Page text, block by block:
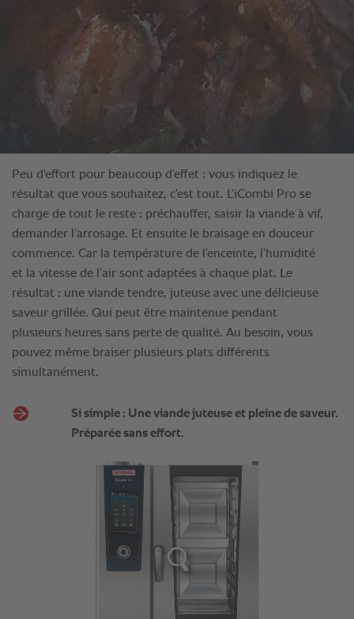
Peu d'effort pour beaucoup d’effet : vous indiquez le
résultat que vous souhaitez, c’est tout. L’iCombi Pro se
charge de tout le reste : préchauffer, saisir la viande à vif,
demander l’arrosage. Et ensuite le braisage en douceur
commence. Car la température de l’enceinte, l’humidité
et la vitesse de l’air sont adaptées à chaque plat. Le
résultat : une viande tendre, juteuse avec une délicieuse
saveur grillée. Qui peut être maintenue pendant
plusieurs heures sans perte de qualité. Au besoin, vous
pouvez même braiser plusieurs plats différents
simultanément.
Si simple : Une viande juteuse et pleine de saveur.
Préparée sans effort.